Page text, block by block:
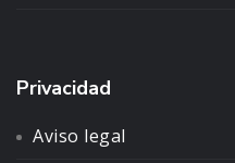
Privacidad
Aviso legal